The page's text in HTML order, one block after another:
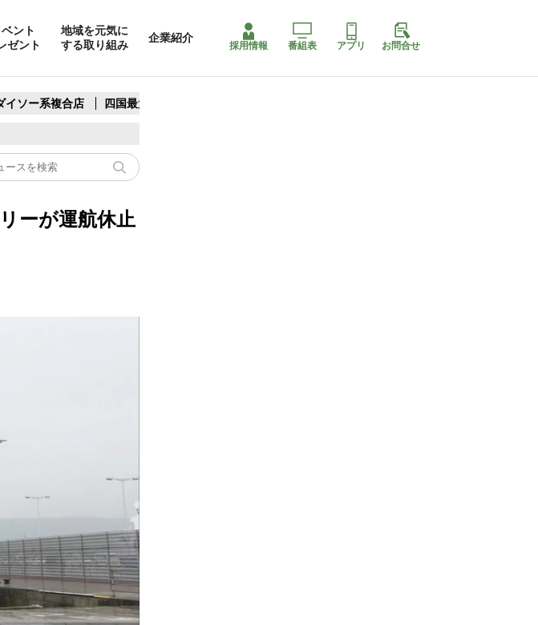
ント
ゼント
地域を元気に
する取り組み
企業紹介
採用情報 番組表 アプリ お問合せ
イソー系複合店 四国最大スリコ
ーが運航休止